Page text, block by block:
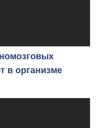
в организме